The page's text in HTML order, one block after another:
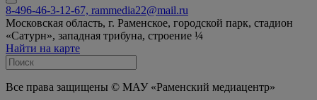
8-496-46-3-12-67, rammedia22@mail.ru
Московская область, г. Раменское, городской парк, стадион
«Сатурн», западная трибуна, строение ¼
Найти на карте
Все права защищены © МАУ «Раменский медиацентр»